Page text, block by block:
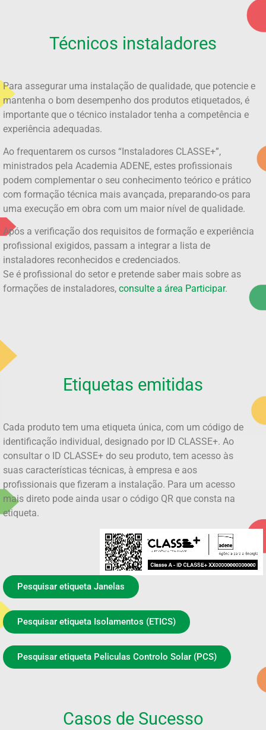
Técnicos instaladores​
Para assegurar uma instalação de qualidade, que potencie e
mantenha o bom desempenho dos produtos etiquetados, é
importante que o técnico instalador tenha a competência e
experiência adequadas.
Ao frequentarem os cursos “Instaladores CLASSE+”,
ministrados pela Academia ADENE, estes profissionais
podem complementar o seu conhecimento teórico e prático
com formação técnica mais avançada, preparando-os para
uma execução em obra com um maior nível de qualidade.
Após a verificação dos requisitos de formação e experiência
profissional exigidos, passam a integrar a lista de
instaladores reconhecidos e credenciados.
Se é profissional do setor e pretende saber mais sobre as
formações de instaladores, consulte a área Participar.
Etiquetas emitidas
Cada produto tem uma etiqueta única, com um código de
identificação individual, designado por ID CLASSE+. Ao
consultar o ID CLASSE+ do seu produto, tem acesso às
suas características técnicas, à empresa e aos
profissionais que fizeram a instalação. Para um acesso
mais direto pode ainda usar o código QR que consta na
etiqueta.
Pesquisar etiqueta Janelas
Pesquisar etiqueta Isolamentos (ETICS)
Pesquisar etiqueta Peliculas Controlo Solar (PCS)
Casos de Sucesso